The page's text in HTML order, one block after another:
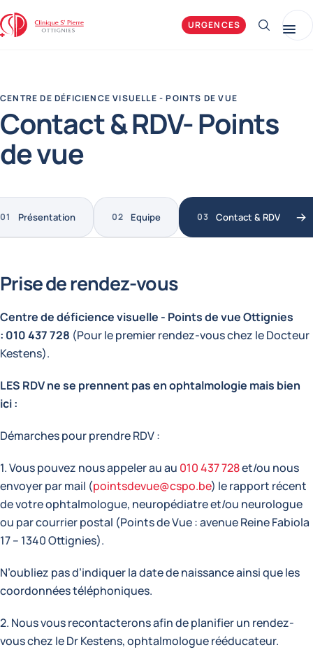
Clinique Saint-Pierre Ottignies URGENCES Afficher
CENTRE DE DÉFICIENCE VISUELLE - POINTS DE VUE
Contact & RDV- Points
de vue
Présentation Equipe Contact & RDV
Prise de rendez-vous
Centre de déficience visuelle - Points de vue Ottignies
: 010 437 728 (Pour le premier rendez-vous chez le Docteur
Kestens).
LES RDV ne se prennent pas en ophtalmologie mais bien
ici :
Démarches pour prendre RDV :
1. Vous pouvez nous appeler au au 010 437 728et/ou nous
envoyer par mail (pointsdevue@cspo.be) le rapport récent
de votre ophtalmologue, neuropédiatre et/ou neurologue
ou par courrier postal (Points de Vue : avenue Reine Fabiola
17 – 1340 Ottignies).
N’oubliez pas d’indiquer la date de naissance ainsi que les
coordonnées téléphoniques.
2. Nous vous recontacterons afin de planifier un rendez-
vous chez le Dr Kestens, ophtalmologue rééducateur.